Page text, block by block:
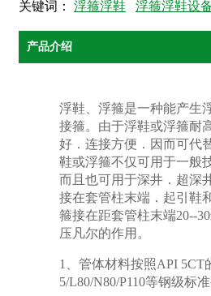
关键词： 浮箍浮鞋 浮箍浮鞋设
产品介绍
浮鞋、浮箍是一种能产生
接箍。由于浮鞋或浮箍耐
好．连接方便．因而可代
鞋或浮箍不仅可用于一般
而且也可用于深井．超深
接在套管柱末端．起引鞋
箍接在距套管柱末端20--
压凡尔的作用。
1、管体材料按照API 5CT
5/L80/N80/P110等钢级标准